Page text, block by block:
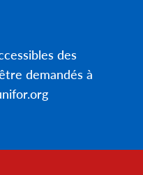
des
demandés à